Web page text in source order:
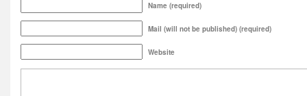
Name (required)
Mail (will not be published) (required)
Website